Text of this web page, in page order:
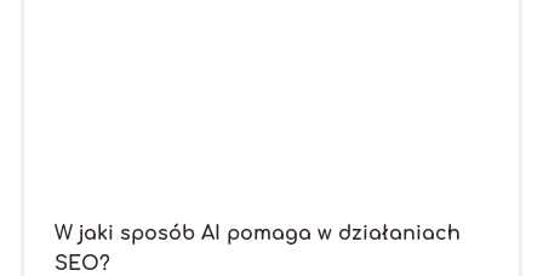
W jaki sposób AI pomaga w działaniach
SEO?